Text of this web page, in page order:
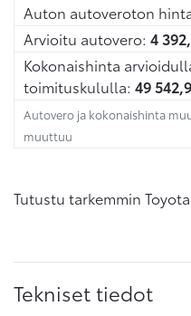
Auton autoveroton
Arvioitu autovero: 4
Kokonaishinta
toimituskululla: 49
Autovero ja kokonaishinta
muuttuu
Tutustu tarkemmin
Tekniset tiedot